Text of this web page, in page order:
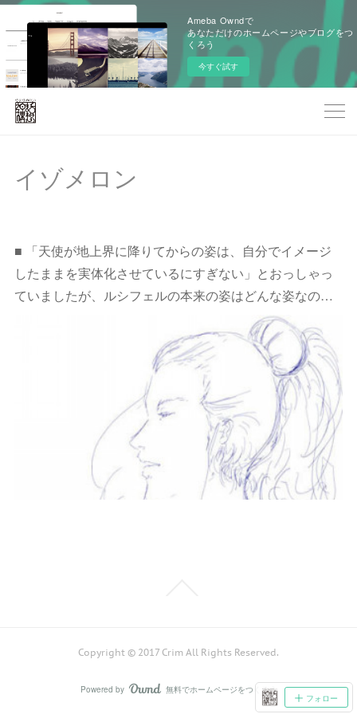
Ameba Owndで
あなただけのホームページやブログをつ
くろう
今すぐ試す
イゾメロン
■ 「天使が地上界に降りてからの姿は、自分でイメージ
したままを実体化させているにすぎない」とおっしゃっ
ていましたが、ルシフェルの本来の姿はどんな姿なの…
フォロー
Copyright © 2017 Crim All Rights Reserved.
Powered by AmebaOwnd
無料でホームページをつくろう